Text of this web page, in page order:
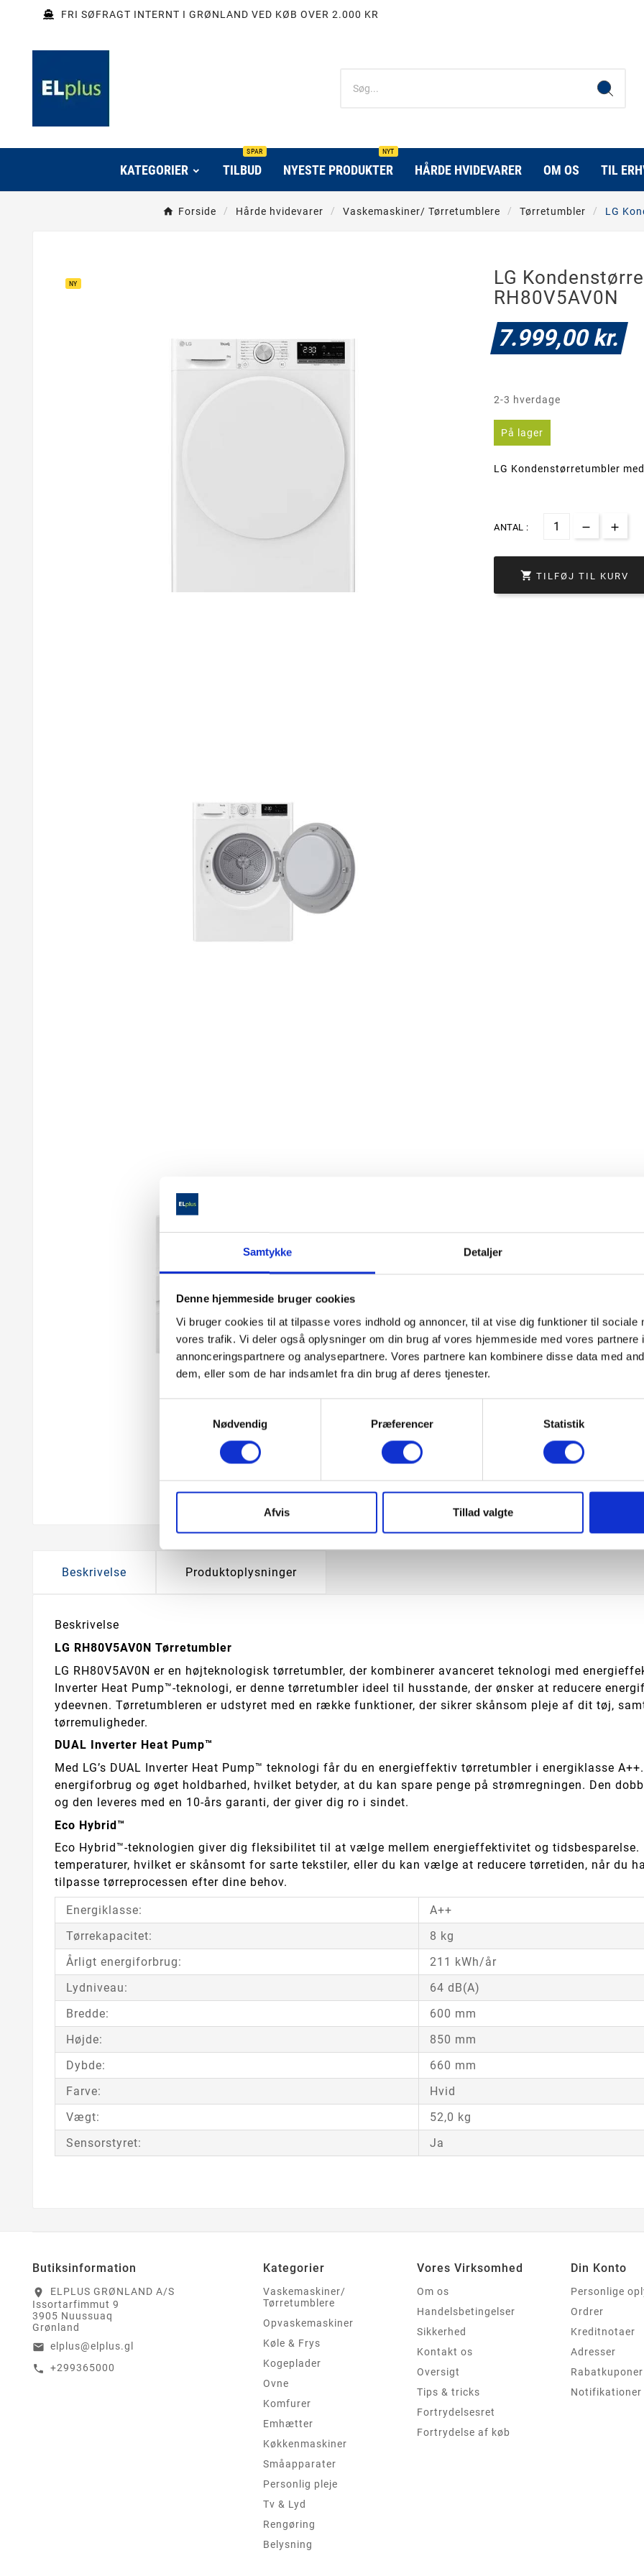
Samtykke Detaljer
Denne hjemmeside bruger cookies
Vi bruger cookies til at tilpasse vores indhold og annoncer, til at vise dig funktioner til sociale
vores trafik. Vi deler også oplysninger om din brug af vores hjemmeside med vores partnere
annonceringspartnere og analysepartnere. Vores partnere kan kombinere disse data med
dem, eller som de har indsamlet fra din brug af deres tjenester.
Nødvendig
Præferencer Statistik
Afvis Tillad valgte
FRI SØFRAGT INTERNT I GRØNLAND VED KØB OVER 2.000 KR
KATEGORIER TILBUD
SPAR
NYESTE PRODUKTER
NYT
HÅRDE HVIDEVARER OM OS TIL
Forside Hårde hvidevarer Vaskemaskiner/ Tørretumblere Tørretumbler LG
NY
LG
RH80V5AV0N
7.999,00 kr.
2-3 hverdage
På lager
LG Kondenstørretumbler
ANTAL :
 TILFØJ TIL KURV
Beskrivelse Produktoplysninger
Beskrivelse
LG RH80V5AV0N Tørretumbler
LG RH80V5AV0N er en højteknologisk tørretumbler, der kombinerer avanceret teknologi med
Inverter Heat Pump™-teknologi, er denne tørretumbler ideel til husstande, der ønsker at reducere
ydeevnen. Tørretumbleren er udstyret med en række funktioner, der sikrer skånsom pleje af dit tøj,
tørremuligheder.
DUAL Inverter Heat Pump™
Med LG’s DUAL Inverter Heat Pump™ teknologi får du en energieffektiv tørretumbler i energiklasse
energiforbrug og øget holdbarhed, hvilket betyder, at du kan spare penge på strømregningen. Den
og den leveres med en 10-års garanti, der giver dig ro i sindet.
Eco Hybrid™
Eco Hybrid™-teknologien giver dig fleksibilitet til at vælge mellem energieffektivitet og
temperaturer, hvilket er skånsomt for sarte tekstiler, eller du kan vælge at reducere tørretiden, når du
tilpasse tørreprocessen efter dine behov.
Energiklasse:
A++
Tørrekapacitet:
8 kg
Årligt energiforbrug:
211 kWh/år
Lydniveau:
64 dB(A)
Bredde:
600 mm
Højde:
850 mm
Dybde:
660 mm
Farve:
Hvid
Vægt:
52,0 kg
Sensorstyret:
Ja
Butiksinformation
location_on
ELPLUS GRØNLAND A/S
Issortarfimmut 9
3905 Nuussuaq
Grønland
email elplus@elplus.gl
call +299365000
Kategorier
Vaskemaskiner/
Tørretumblere
Opvaskemaskiner
Køle & Frys
Kogeplader
Ovne
Komfurer
Emhætter
Køkkenmaskiner
Småapparater
Personlig pleje
Tv & Lyd
Rengøring
Belysning
Vores Virksomhed
Om os
Handelsbetingelser
Sikkerhed
Kontakt os
Oversigt
Tips & tricks
Fortrydelsesret
Fortrydelse af køb
Din Konto
Personlige
Ordrer
Kreditnotaer
Adresser
Rabatkuponer
Notifikationer